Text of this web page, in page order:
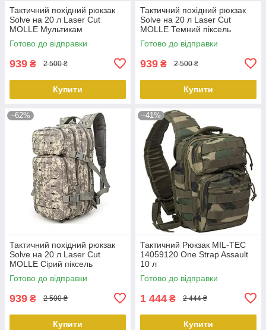
Тактичний похідний рюкзак
Solve на 20 л Laser Cut
MOLLE Мультикам
KT6003206 peremogaua
Готово до відправки
939 ₴ 2 500 ₴
Купити
Тактичний похідний рюкзак
Solve на 20 л Laser Cut
MOLLE Темний піксель
KT6003209 peremogaua
Готово до відправки
939 ₴ 2 500 ₴
Купити
–62%
Тактичний похідний рюкзак
Solve на 20 л Laser Cut
MOLLE Сірий піксель
KT6003207 peremogaua
Готово до відправки
939 ₴ 2 500 ₴
Купити
–41%
Тактичний Рюкзак MIL-TEC
14059120 One Strap Assault
10 л
Готово до відправки
1 444 ₴ 2 444 ₴
Купити